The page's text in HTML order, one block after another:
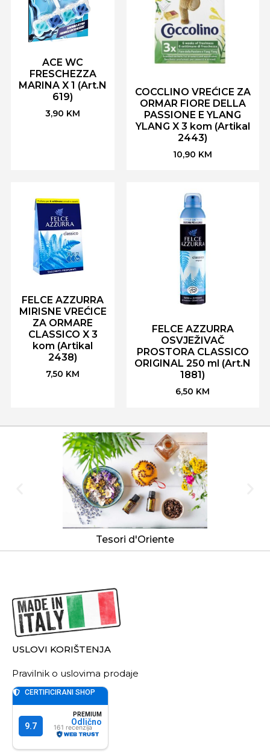
ACE WC
FRESCHEZZA
MARINA X 1 (Art.N
619)
3,90 KM
COCCLINO VREĆICE ZA
ORMAR FIORE DELLA
PASSIONE E YLANG
YLANG X 3 kom (Artikal
2443)
10,90 KM
FELCE AZZURRA
MIRISNE VREĆICE
ZA ORMARE
CLASSICO X 3
kom (Artikal
2438)
7,50 KM
FELCE AZZURRA
OSVJEŽIVAČ
PROSTORA CLASSICO
ORIGINAL 250 ml (Art.N
1881)
6,50 KM
Tesori d'Oriente
USLOVI KORIŠTENJA
Pravilnik o uslovima prodaje